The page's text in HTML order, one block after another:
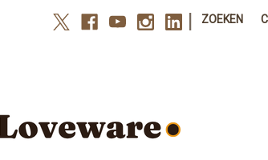
ZOEKEN